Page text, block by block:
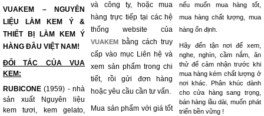
VUAKEM – NGUYÊN
LIỆU LÀM KEM Ý &
THIẾT BỊ LÀM KEM Ý
HÀNG ĐẦU VIỆT NAM!
ĐỐI TÁC CỦA VUA
KEM:
RUBICONE (1959) - nhà
sản xuất Nguyên liệu
kem tươi, kem gelato,
và công ty, hoặc mua
hàng trực tiếp tại các hệ
thống website của
VUAKEM
bằng cách truy
cấp vào mục Liên hệ và
xem sản phẩm trong chi
tiết, rồi gửi đơn hàng
hoặc yêu cầu cần tư vấn.
Mua sản phẩm với giá tốt
nếu muốn mua hàng tốt,
mua hàng chất lượng, mua
hàng ổn định.
Hãy đến tận nơi để xem,
nghe, nghìn, cầm nắm, ăn
thử để cảm nhận trước khi
mua hàng kém chất lượng ở
nơi khác. Phân khúc dành
cho cửa hàng sang trọng,
bán hàng lầu dài, muốn phát
triển bền vững !